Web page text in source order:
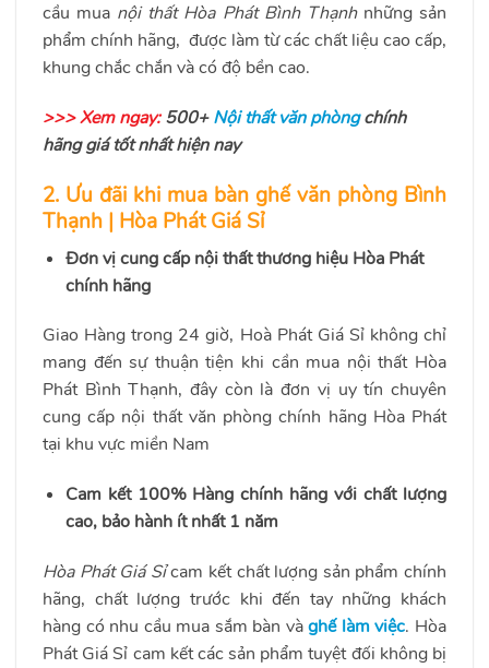
cầu mua nội thất Hòa Phát Bình Thạnhnhững sản
phẩm chính hãng, được làm từ các chất liệu cao cấp,
khung chắc chắn và có độ bền cao.
>>> Xem ngay:500+Nội thất văn phòngchính
hãng giá tốt nhất hiện nay
2. Ưu đãi khi mua bàn ghế văn phòng Bình
Thạnh | Hòa Phát Giá Sỉ
Đơn vị cung cấp nội thất thương hiệu Hòa Phát
chính hãng
Giao Hàng trong 24 giờ, Hoà Phát Giá Sỉ không chỉ
mang đến sự thuận tiện khi cần mua nội thất Hòa
Phát Bình Thạnh, đây còn là đơn vị uy tín chuyên
cung cấp nội thất văn phòng chính hãng Hòa Phát
tại khu vực miền Nam
Cam kết 100% Hàng chính hãng với chất lượng
cao, bảo hành ít nhất 1 năm
Hòa Phát Giá Sỉcam kết chất lượng sản phẩm chính
hãng, chất lượng trước khi đến tay những khách
hàng có nhu cầu mua sắm bàn vàghế làm việc. Hòa
Phát Giá Sỉ cam kết các sản phẩm tuyệt đối không bị